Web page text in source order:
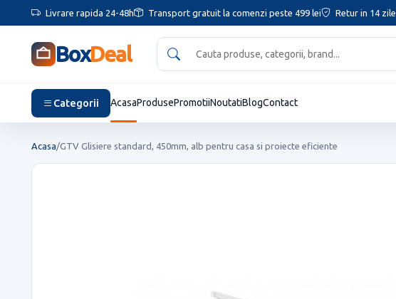
Livrare rapida 24-48h Transport gratuit la comenzi peste 499 lei Retur in 14 zile
BoxDeal
Categorii AcasaProdusePromotiiNoutatiBlogContact
Acasa/GTV Glisiere standard, 450mm, alb pentru casa si proiecte eficiente